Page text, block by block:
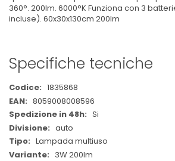
360°. 200lm. 6000°K Funziona con 3
incluse). 60x30x130cm 200lm
Specifiche tecniche
Maggiori
Informazioni
1835868
8059008008596
Si
auto
Lampada multiuso
3W 200lm